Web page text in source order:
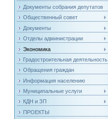
Документы собрания депутатов
Общественный совет
Документы
Отделы администрации
Экономика
Градостроительная деятельность
Обращения граждан
Информация населению
Муниципальные услуги
КДН и ЗП
ПРОЕКТЫ